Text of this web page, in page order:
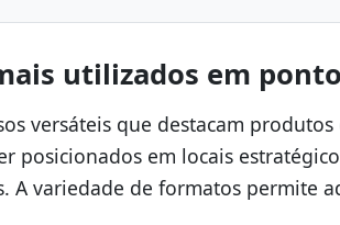
utilizados em
versáteis que destacam
posicionados em locais
A variedade de formatos permite